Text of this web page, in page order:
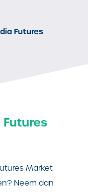
Futures
Market
Neem dan